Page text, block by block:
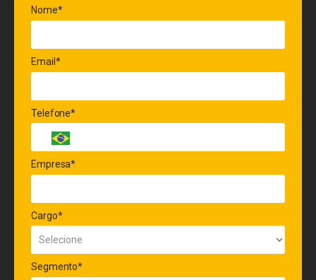
Nome*
Email*
Telefone*
Empresa*
Cargo*
Segmento*